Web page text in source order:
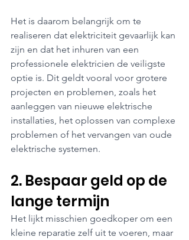
Het is daarom belangrijk om te
realiseren dat elektriciteit gevaarlijk kan
zijn en dat het inhuren van een
professionele elektricien de veiligste
optie is. Dit geldt vooral voor grotere
projecten en problemen, zoals het
aanleggen van nieuwe elektrische
installaties, het oplossen van complexe
problemen of het vervangen van oude
elektrische systemen.
2. Bespaar geld op de
lange termijn
Het lijkt misschien goedkoper om een
kleine reparatie zelf uit te voeren, maar